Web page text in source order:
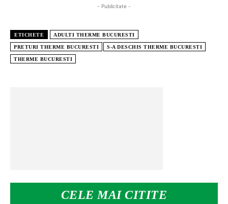
CELE MAI CITITE
- Publicitate -
ETICHETE ADULTI THERME BUCURESTI
PRETURI THERME BUCURESTI S-A DESCHIS THERME BUCURESTI
THERME BUCURESTI